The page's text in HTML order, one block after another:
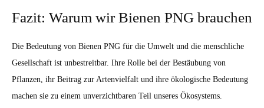
Fazit: Warum wir Bienen PNG brauchen
Die Bedeutung von Bienen PNG für die Umwelt und die menschliche
Gesellschaft ist unbestreitbar. Ihre Rolle bei der Bestäubung von
Pflanzen, ihr Beitrag zur Artenvielfalt und ihre ökologische Bedeutung
machen sie zu einem unverzichtbaren Teil unseres Ökosystems.